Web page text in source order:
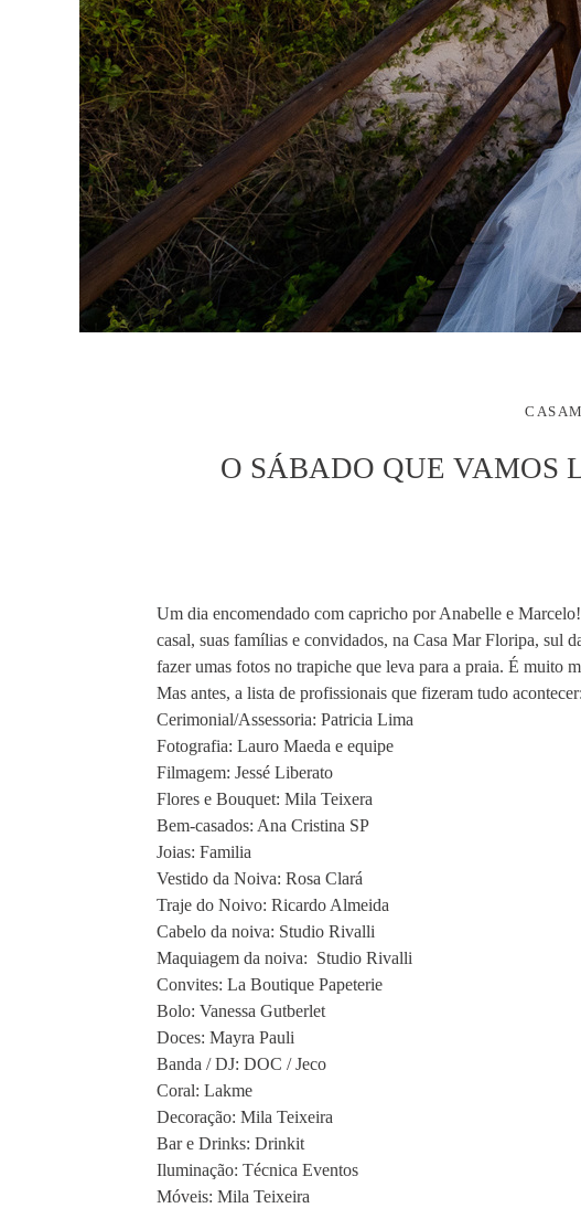
O SÁBADO QUE VAMOS
Um dia encomendado com capricho por Anabelle e
casal, suas famílias e convidados, na Casa Mar Floripa, sul
fazer umas fotos no trapiche que leva para a praia. É muito
Mas antes, a lista de profissionais que fizeram tudo acontecer:
Cerimonial/Assessoria: Patricia Lima
Fotografia: Lauro Maeda e equipe
Filmagem: Jessé Liberato
Flores e Bouquet: Mila Teixera
Bem-casados: Ana Cristina SP
Joias: Familia
Vestido da Noiva: Rosa Clará
Traje do Noivo: Ricardo Almeida
Cabelo da noiva: Studio Rivalli
Maquiagem da noiva: Studio Rivalli
Convites: La Boutique Papeterie
Bolo: Vanessa Gutberlet
Doces: Mayra Pauli
Banda / DJ: DOC / Jeco
Coral: Lakme
Decoração: Mila Teixeira
Bar e Drinks: Drinkit
Iluminação: Técnica Eventos
Móveis: Mila Teixeira